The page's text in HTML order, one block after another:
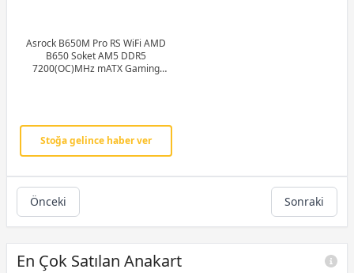
Asrock B650M Pro RS WiFi AMD
B650 Soket AM5 DDR5
7200(OC)MHz mATX Gaming
Stoğa gelince haber ver
Önceki Sonraki
En Çok Satılan Anakart